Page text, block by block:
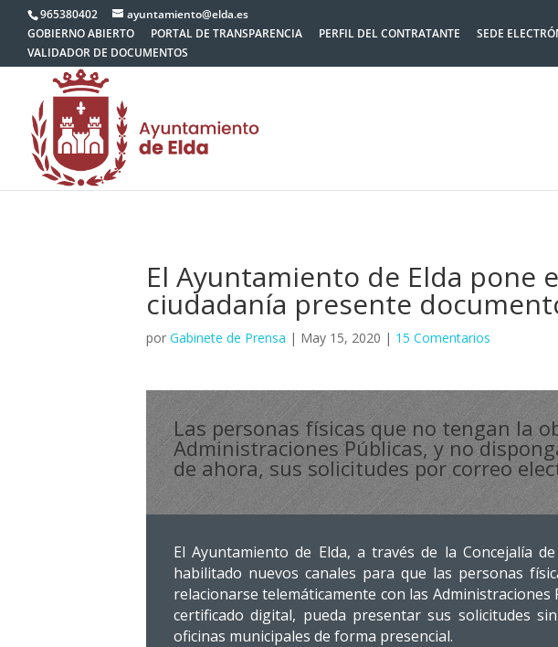
965380402
ayuntamiento@elda.es
GOBIERNO ABIERTO
PORTAL DE TRANSPARENCIA PERFIL DEL CONTRATANTE SEDE
VALIDADOR DE DOCUMENTOS
El Ayuntamiento de Elda pone
ciudadanía presente
por Gabinete de Prensa | May 15, 2020 | 15 Comentarios
Las personas físicas que no tengan la
Administraciones Públicas, y no
de ahora, sus solicitudes por correo
El Ayuntamiento de Elda, a través de la Concejalía
habilitado nuevos canales para que las personas
relacionarse telemáticamente con las Administraciones
certificado digital, pueda presentar sus solicitudes
oficinas municipales de forma presencial.